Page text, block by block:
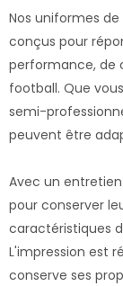
Nos uniformes
conçus pour
performance, de
football. Que
semi-
peuvent être
Avec un
pour conserver
caractéristiques
L'impression est
conserve ses